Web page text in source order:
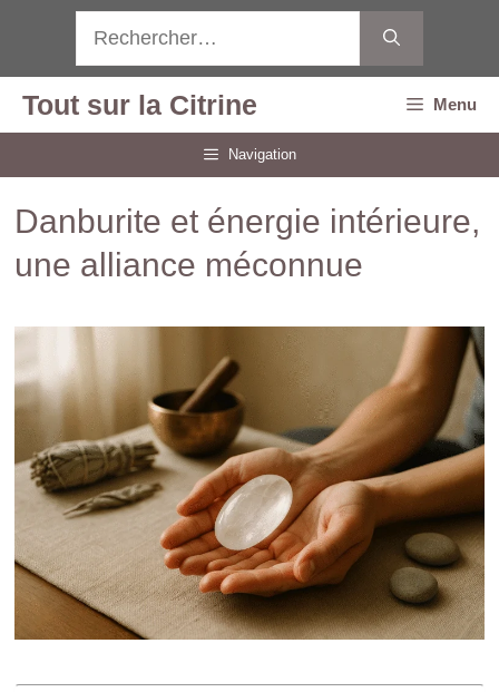
contenu
Tout sur la Citrine Menu
Navigation
Danburite et énergie intérieure,
une alliance méconnue